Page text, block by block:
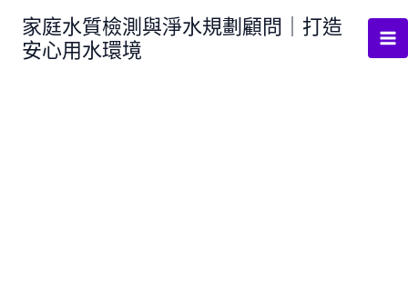
家庭水質檢測與淨水規劃顧問｜打造
安心用水環境